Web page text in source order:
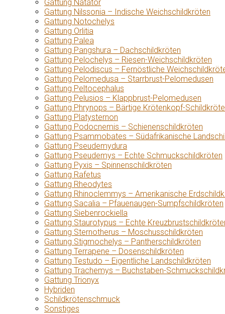
Gattung Natator
Gattung Nilssonia – Indische Weichschildkröten
Gattung Notochelys
Gattung Orlitia
Gattung Palea
Gattung Pangshura – Dachschildkröten
Gattung Pelochelys – Riesen-Weichschildkröten
Gattung Pelodiscus – Fernöstliche
Gattung Pelomedusa – Starrbrust-Pelomedusen
Gattung Peltocephalus
Gattung Pelusios – Klappbrust-Pelomedusen
Gattung Phrynops – Bärtige Krötenkopf-
Gattung Platysternon
Gattung Podocnemis – Schienenschildkröten
Gattung Psammobates – Südafrikanische
Gattung Pseudemydura
Gattung Pseudemys – Echte Schmuckschildkröten
Gattung Pyxis – Spinnenschildkröten
Gattung Rafetus
Gattung Rheodytes
Gattung Rhinoclemmys – Amerikanische
Gattung Sacalia – Pfauenaugen-Sumpfschildkröten
Gattung Siebenrockiella
Gattung Staurotypus – Echte
Gattung Sternotherus – Moschusschildkröten
Gattung Stigmochelys – Pantherschildkröten
Gattung Terrapene – Dosenschildkröten
Gattung Testudo – Eigentliche Landschildkröten
Gattung Trachemys – Buchstaben-
Gattung Trionyx
Hybriden
Schildkrötenschmuck
Sonstiges